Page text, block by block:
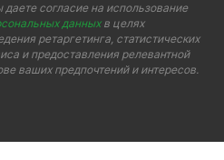
согласие на использование
данныхв целях
ретаргетинга, статистических
и предоставления релевантной
ваших предпочтений и интересов.